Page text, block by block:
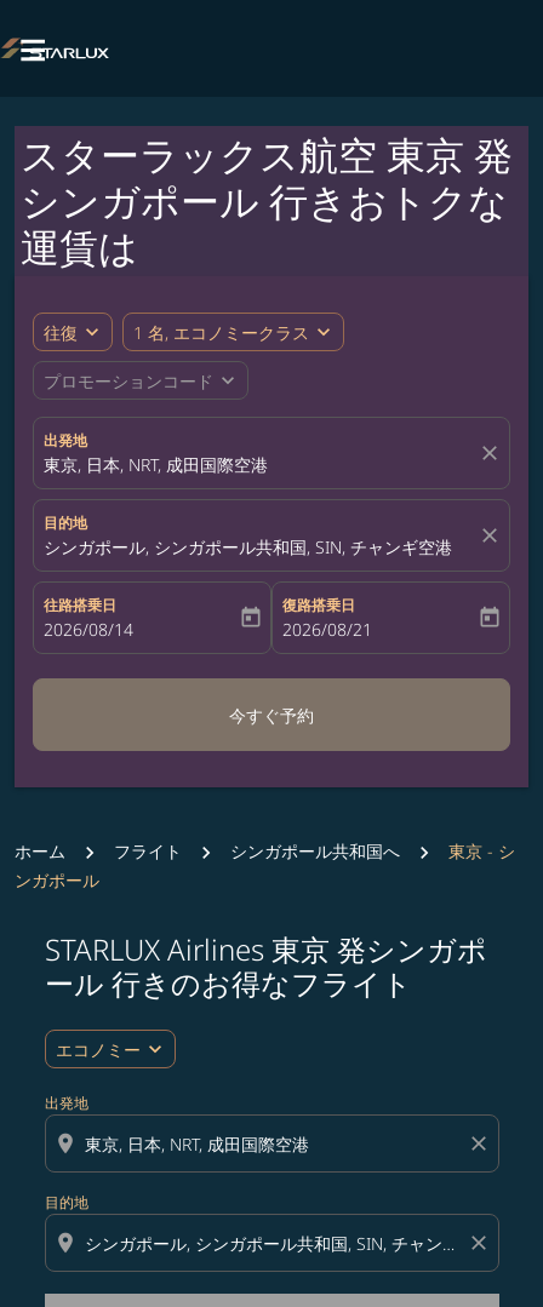

スターラックス航空 東京 発
シンガポール 行きおトクな
運賃は
往復 expand_more 1 名, エコノミークラス expand_more
プロモーションコード expand_more
出発地
東京, 日本, NRT, 成田国際空港 close
目的地
シンガポール, シンガポール共和国, SIN, チャンギ空港 close
往路搭乗日
fc-booking-departure-date-aria-label
2026/08/14 today
復路搭乗日
fc-booking-return-date-aria-label
2026/08/21 today
今すぐ予約
ホーム フライト シンガポール共和国へ
東京 - シ
ンガポール
STARLUX Airlines 東京 発シンガポ
ール 行きのお得なフライト
エコノミー expand_more
出発地
location_on close
目的地
location_on close
ルート (出発地および/または目的地) を更新するか、以